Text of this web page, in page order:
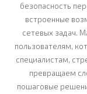
безопасность
встроенные
сетевых задач.
пользователям,
специалистам,
превращаем
пошаговые